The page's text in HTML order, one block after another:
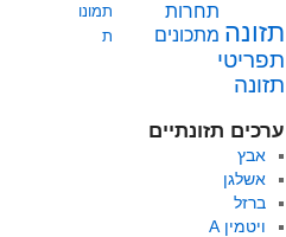
תזונה
תחרות
מתכונים
תמונו
ת
תפריטי
תזונה
ערכים תזונתיים
אבץ
אשלגן
ברזל
ויטמין A